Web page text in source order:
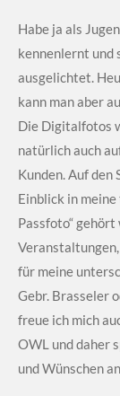
Habe ja als
kennenlernt und
ausgelichtet.
kann man aber
Die Digitalfotos
natürlich auch
Kunden. Auf den
Einblick in
Passfoto“
für meine
Gebr. Brasseler
freue ich mich
OWL und daher
und Wünschen an.